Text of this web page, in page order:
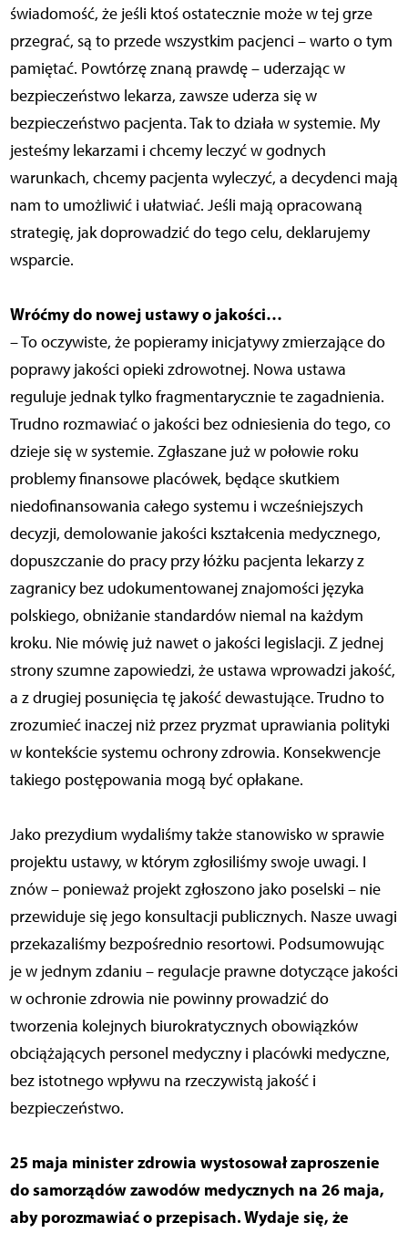
świadomość, że jeśli ktoś ostatecznie może w tej grze
przegrać, są to przede wszystkim pacjenci – warto o tym
pamiętać. Powtórzę znaną prawdę – uderzając w
bezpieczeństwo lekarza, zawsze uderza się w
bezpieczeństwo pacjenta. Tak to działa w systemie. My
jesteśmy lekarzami i chcemy leczyć w godnych
warunkach, chcemy pacjenta wyleczyć, a decydenci mają
nam to umożliwić i ułatwiać. Jeśli mają opracowaną
strategię, jak doprowadzić do tego celu, deklarujemy
wsparcie.
Wróćmy do nowej ustawy o jakości…
– To oczywiste, że popieramy inicjatywy zmierzające do
poprawy jakości opieki zdrowotnej. Nowa ustawa
reguluje jednak tylko fragmentarycznie te zagadnienia.
Trudno rozmawiać o jakości bez odniesienia do tego, co
dzieje się w systemie. Zgłaszane już w połowie roku
problemy finansowe placówek, będące skutkiem
niedofinansowania całego systemu i wcześniejszych
decyzji, demolowanie jakości kształcenia medycznego,
dopuszczanie do pracy przy łóżku pacjenta lekarzy z
zagranicy bez udokumentowanej znajomości języka
polskiego, obniżanie standardów niemal na każdym
kroku. Nie mówię już nawet o jakości legislacji. Z jednej
strony szumne zapowiedzi, że ustawa wprowadzi jakość,
a z drugiej posunięcia tę jakość dewastujące. Trudno to
zrozumieć inaczej niż przez pryzmat uprawiania polityki
w kontekście systemu ochrony zdrowia. Konsekwencje
takiego postępowania mogą być opłakane.
Jako prezydium wydaliśmy także stanowisko w sprawie
projektu ustawy, w którym zgłosiliśmy swoje uwagi. I
znów – ponieważ projekt zgłoszono jako poselski – nie
przewiduje się jego konsultacji publicznych. Nasze uwagi
przekazaliśmy bezpośrednio resortowi. Podsumowując
je w jednym zdaniu – regulacje prawne dotyczące jakości
w ochronie zdrowia nie powinny prowadzić do
tworzenia kolejnych biurokratycznych obowiązków
obciążających personel medyczny i placówki medyczne,
bez istotnego wpływu na rzeczywistą jakość i
bezpieczeństwo.
25 maja minister zdrowia wystosował zaproszenie
do samorządów zawodów medycznych na 26 maja,
aby porozmawiać o przepisach. Wydaje się, że